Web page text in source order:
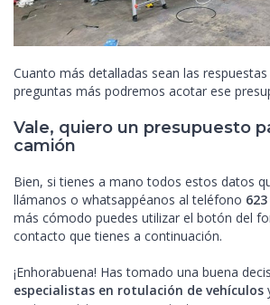
Cuanto más detalladas sean las
preguntas más podremos acotar ese
Vale, quiero un presupuesto
camión
Bien, si tienes a mano todos estos datos
llámanos o whatsappéanos al teléfono
más cómodo puedes utilizar el botón del
contacto que tienes a continuación.
¡Enhorabuena! Has tomado una buena
especialistas en rotulación de vehículos